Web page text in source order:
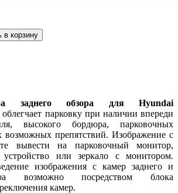
заднего обзора для Hyundai
облегчает парковку при наличии впереди
высокого бордюра, парковочных
возможных препятствий. Изображение с
вывести на парковочный монитор,
устройство или зеркало с монитором.
изображения с камер заднего и
возможно посредством блока
камер.